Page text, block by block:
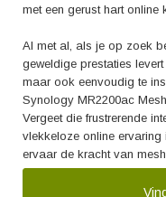
met een gerust hart online
Al met al, als je op zoek
geweldige prestaties
maar ook eenvoudig te
Synology MR2200ac
Vergeet die frustrerende
vlekkeloze online
ervaar de kracht van